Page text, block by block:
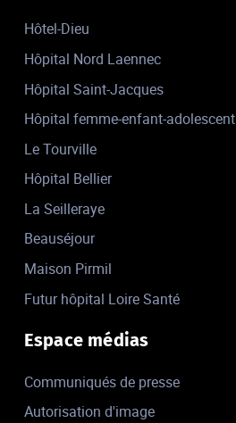
Hôtel-Dieu
Hôpital Nord Laennec
Hôpital Saint-Jacques
Hôpital femme-enfant-adolescent
Le Tourville
Hôpital Bellier
La Seilleraye
Beauséjour
Maison Pirmil
Futur hôpital Loire Santé
Espace médias
Communiqués de presse
Autorisation d'image